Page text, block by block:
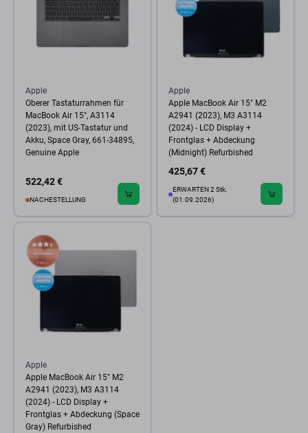
Apple
Oberer Tastaturrahmen für
MacBook Air 15", A3114
(2023), mit US-Tastatur und
Akku, Space Gray, 661-34895,
Genuine Apple
522,42 €
NACHESTELLUNG
Apple
Apple MacBook Air 15" M2
A2941 (2023), M3 A3114
(2024) - LCD Display +
Frontglas + Abdeckung
(Midnight) Refurbished
425,67 €
ERWARTEN 2 Stk,
(01.09.2026)
Apple
Apple MacBook Air 15" M2
A2941 (2023), M3 A3114
(2024) - LCD Display +
Frontglas + Abdeckung (Space
Gray) Refurbished